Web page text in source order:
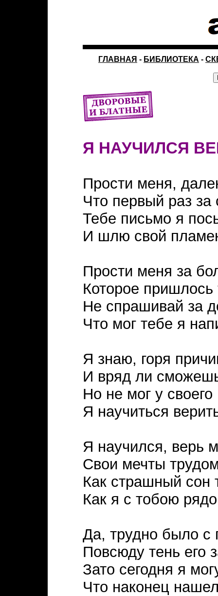
ГЛАВНАЯ - БИБЛИОТЕКА -
Я НАУЧИЛСЯ
Прости меня,
Что первый раз за
Тебе письмо я
И шлю свой
Прости меня за
Которое пришлось
Не спрашивай за
Что мог тебе я
Я знаю, горя
И вряд ли
Но не мог у своего
Я научиться
Я научился, верь
Свои мечты
Как страшный сон
Как я с тобою
Да, трудно было с
Повсюду тень его
Зато сегодня я
Что наконец